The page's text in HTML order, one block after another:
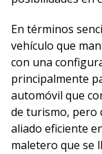
En términos
vehículo que
con una
principalmente
automóvil que
de turismo, pero
aliado eficiente
maletero que se